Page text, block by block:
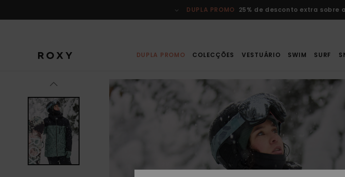
do
DUPLA PROMO 25% de desconto extra sobre
DUPLA PROMO COLECÇÕES VESTUÁRIO SWIM SURF